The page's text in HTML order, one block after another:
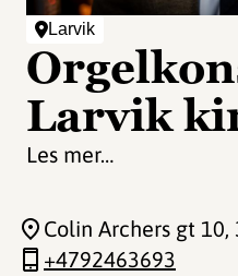
Larvik
Larvik
Les mer…
Colin Archers gt 10,
+4792463693